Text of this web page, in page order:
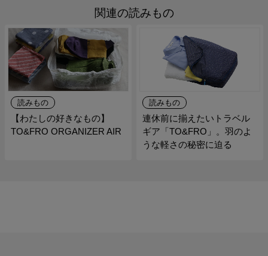
関連の読みもの
読みもの
【わたしの好きなもの】
TO&FRO ORGANIZER AIR
読みもの
連休前に揃えたいトラベル
ギア「TO&FRO」。羽のよ
うな軽さの秘密に迫る